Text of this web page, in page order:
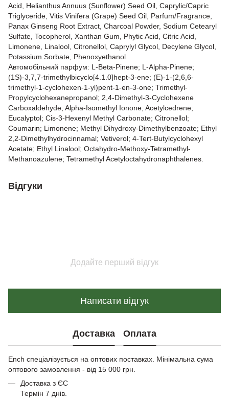
Acid, Helianthus Annuus (Sunflower) Seed Oil, Caprylic/Capric
Triglyceride, Vitis Vinifera (Grape) Seed Oil, Parfum/Fragrance,
Panax Ginseng Root Extract, Charcoal Powder, Sodium Cetearyl
Sulfate, Tocopherol, Xanthan Gum, Phytic Acid, Citric Acid,
Limonene, Linalool, Citronellol, Caprylyl Glycol, Decylene Glycol,
Potassium Sorbate, Phenoxyethanol.
Автомобільний парфум: L-Beta-Pinene; L-Alpha-Pinene;
(1S)-3,7,7-trimethylbicyclo[4.1.0]hept-3-ene; (E)-1-(2,6,6-
trimethyl-1-cyclohexen-1-yl)pent-1-en-3-one; Trimethyl-
Propylcyclohexanepropanol; 2,4-Dimethyl-3-Cyclohexene
Carboxaldehyde; Alpha-Isomethyl Ionone; Acetylcedrene;
Eucalyptol; Cis-3-Hexenyl Methyl Carbonate; Citronellol;
Coumarin; Limonene; Methyl Dihydroxy-Dimethylbenzoate; Ethyl
2,2-Dimethylhydrocinnamal; Vetiverol; 4-Tert-Butylcyclohexyl
Acetate; Ethyl Linalool; Octahydro-Methoxy-Tetramethyl-
Methanoazulene; Tetramethyl Acetyloctahydronaphthalenes.
Відгуки
Додайте перший відгук
Написати відгук
Доставка Оплата
Ench спеціалізується на оптових поставках. Мінімальна сума
оптового замовлення - від 15 000 грн.
Доставка з ЄС
Термін 7 днів.